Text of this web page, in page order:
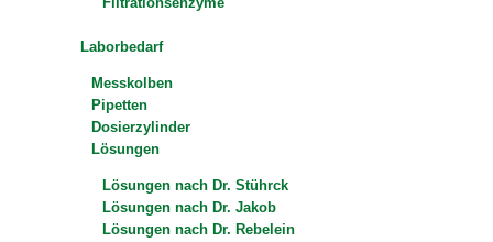
Laborbedarf
Messkolben
Pipetten
Dosierzylinder
Lösungen
Lösungen nach Dr. Stührck
Lösungen nach Dr. Jakob
Lösungen nach Dr. Rebelein